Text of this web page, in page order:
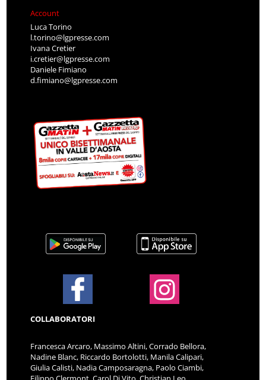
Account
Luca Torino
l.torino@lgpresse.com
Ivana Cretier
i.cretier@lgpresse.com
Daniele Fimiano
d.fimiano@lgpresse.com
COLLABORATORI
Francesca Arcaro, Massimo Altini, Corrado Bellora,
Nadine Blanc, Riccardo Bortolotti, Manila Calipari,
Giulia Calisti, Nadia Camposaragna, Paolo Ciambi,